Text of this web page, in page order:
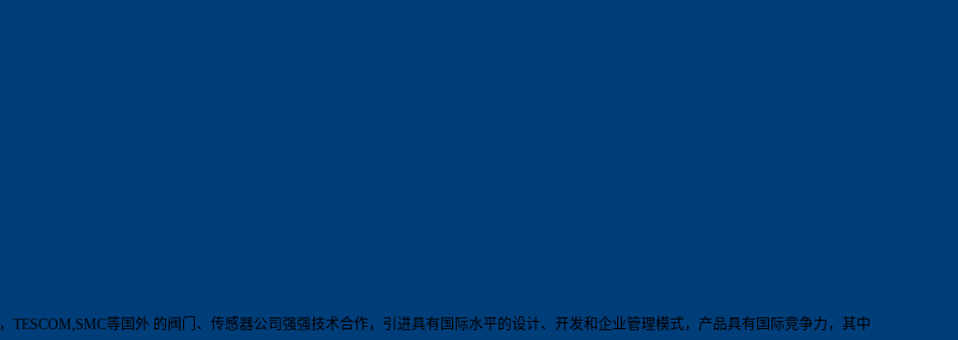
，TESCOM,SMC等国外 的阀门、传感器公司强强技术合作，引进具有国际水平的设计、开发和企业管理模式，产品具有国际竞争力，其中